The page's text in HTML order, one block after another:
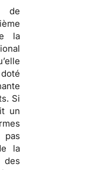
de
la
. Si
un
pas
la